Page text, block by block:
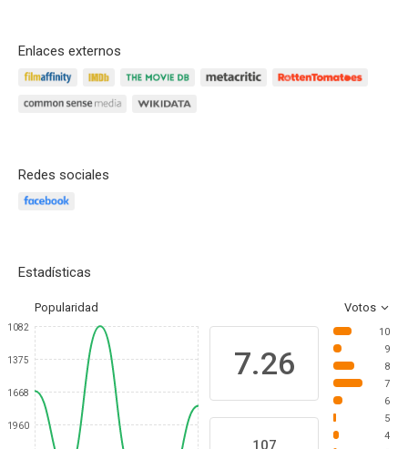
Enlaces externos
Redes sociales
Estadísticas
Popularidad Votos
1082
1375
1668
1960
7.26
107
10
9
8
7
6
5
4